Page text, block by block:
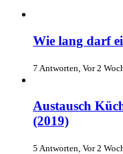
Wie lang darf
7 Antworten, Vor 2
Austausch
(2019)
5 Antworten, Vor 2